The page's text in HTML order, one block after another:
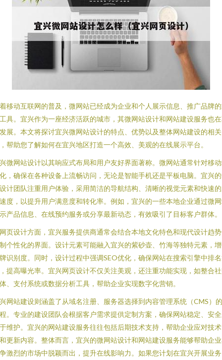
移动互联网的普及，微网站已经成为企业和个人展示信息、推广品牌
具。宜兴作为一座经济活跃的城市，其微网站设计和网站建设服务也
展。本文将探讨宜兴微网站设计的特点、优势以及整体网站建设的相
帮助您了解如何在宜兴地区打造一个高效、美观的在线展示平台。
微网站设计以其响应式布局和用户友好界面著称。微网站通常针对移
，确保在各种设备上流畅访问，无论是智能手机还是平板电脑。宜兴
计团队注重用户体验，采用简洁的导航结构、清晰的视觉元素和快速
度，以提升用户满意度和转化率。例如，宜兴的一些本地企业通过微
产品信息、在线预约服务或分享最新动态，有效吸引了目标客户群体。
页设计方面，宜兴服务提供商通常会结合本地文化特色和现代设计趋
个性化的界面。设计元素可能融入宜兴的紫砂壶、竹海等独特元素，
识别度。同时，设计过程中强调SEO优化，确保网站在搜索引擎中排
提高曝光率。宜兴网页设计不仅关注美观，还注重功能实现，如整合
、支付系统或数据分析工具，帮助企业实现数字化营销。
网站建设则涵盖了从域名注册、服务器选择到内容管理系统（CMS）
。专业的建设团队会根据客户需求提供定制方案，确保网站稳定、安
维护。宜兴的网站建设服务往往包括后期技术支持，帮助企业应对技
更新内容。整体而言，宜兴的微网站设计和网站建设服务能够帮助企
激烈的市场中脱颖而出，提升在线影响力。如果您计划在宜兴开展业